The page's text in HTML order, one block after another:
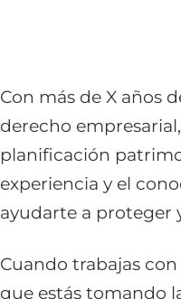
Con más de X años
derecho
planificación
experiencia y el
ayudarte a proteger
Cuando trabajas
que estás tomando